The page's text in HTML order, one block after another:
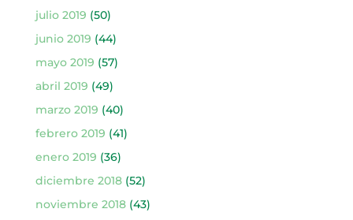
julio 2019 (50)
junio 2019 (44)
mayo 2019 (57)
abril 2019 (49)
marzo 2019 (40)
febrero 2019 (41)
enero 2019 (36)
diciembre 2018(52)
noviembre 2018(43)